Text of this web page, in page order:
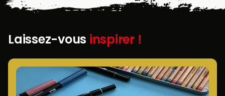
Laissez-vous inspirer !